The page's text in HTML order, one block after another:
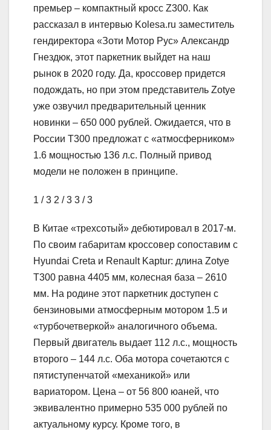
премьер – компактный кросс Z300. Как
рассказал в интервью Kolesa.ru заместитель
гендиректора «Зоти Мотор Рус» Александр
Гнездюк, этот паркетник выйдет на наш
рынок в 2020 году. Да, кроссовер придется
подождать, но при этом представитель Zotye
уже озвучил предварительный ценник
новинки – 650 000 рублей. Ожидается, что в
России T300 предложат с «атмосферником»
1.6 мощностью 136 л.с. Полный привод
модели не положен в принципе.
1 / 3 2 / 3 3 / 3
В Китае «трехсотый» дебютировал в 2017-м.
По своим габаритам кроссовер сопоставим с
Hyundai Creta и Renault Kaptur: длина Zotye
T300 равна 4405 мм, колесная база – 2610
мм. На родине этот паркетник доступен с
бензиновыми атмосферным мотором 1.5 и
«турбочетверкой» аналогичного объема.
Первый двигатель выдает 112 л.с., мощность
второго – 144 л.с. Оба мотора сочетаются с
пятиступенчатой «механикой» или
вариатором. Цена – от 56 800 юаней, что
эквивалентно примерно 535 000 рублей по
актуальному курсу. Кроме того, в